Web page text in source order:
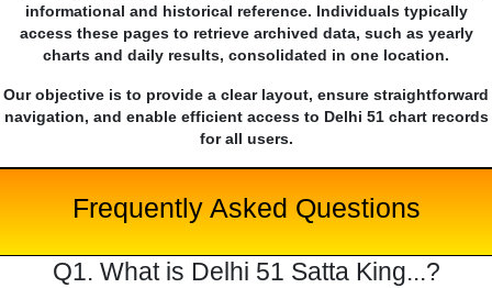
informational and historical reference. Individuals typically
access these pages to retrieve archived data, such as yearly
charts and daily results, consolidated in one location.
Our objective is to provide a clear layout, ensure straightforward
navigation, and enable efficient access to Delhi 51 chart records
for all users.
Frequently Asked Questions
Q1. What is Delhi 51 Satta King...?